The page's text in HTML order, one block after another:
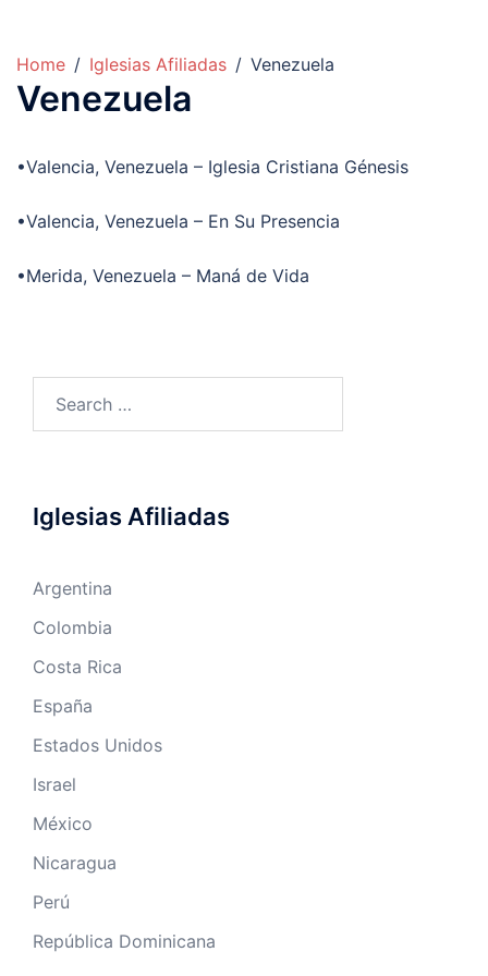
Home Iglesias Afiliadas Venezuela
Venezuela
•Valencia, Venezuela – Iglesia Cristiana Génesis
•Valencia, Venezuela – En Su Presencia
•Merida, Venezuela – Maná de Vida
for:
Iglesias Afiliadas
Argentina
Colombia
Costa Rica
España
Estados Unidos
Israel
México
Nicaragua
Perú
República Dominicana